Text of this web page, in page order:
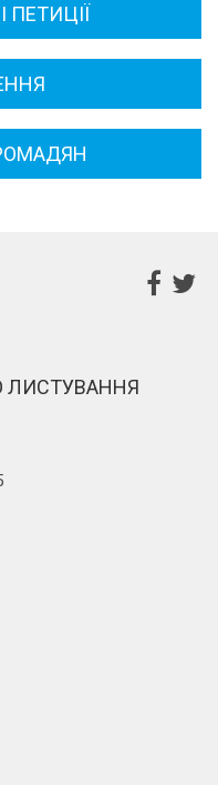
ПЕТИЦІЇ
ЛИСТУВАННЯ